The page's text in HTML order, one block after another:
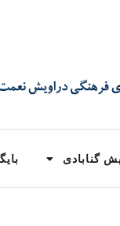
گنابادی